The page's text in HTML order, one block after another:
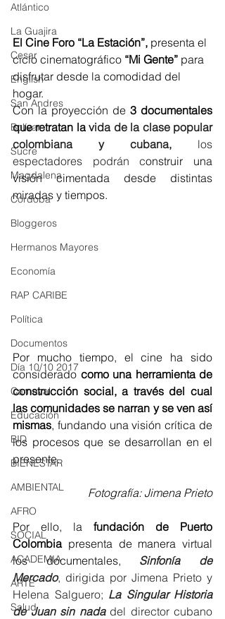
Atlántico
La Guajira
Cesar
English
San Andres
Bolívar
Sucre
Magdalena
Córdoba
Bloggeros
Hermanos Mayores
Economía
RAP CARIBE
Política
Documentos
Día 10/10 2017
Carnaval
Educación
BID
BIENESTAR
AMBIENTAL
AFRO
SOCIAL
ACADEMIA
ARTE
Salud
El Cine Foro “La Estación”, presenta el
ciclo cinematográfico “Mi Gente” para
disfrutar desde la comodidad del
hogar.
Con la proyección de 3 documentales
que retratan la vida de la clase popular
colombiana y cubana, los
espectadores podrán construir una
visión cimentada desde distintas
miradas y tiempos.
Por mucho tiempo, el cine ha sido
considerado como una herramienta de
construcción social, a través del cual
las comunidades se narran y se ven así
mismas, fundando una visión crítica de
los procesos que se desarrollan en el
presente.
Fotografía: Jimena Prieto
Por ello, la fundación de Puerto
Colombia presenta de manera virtual
los documentales, Sinfonía de
Mercado, dirigida por Jimena Prieto y
Helena Salguero; La Singular Historia
de Juan sin nada del director cubano